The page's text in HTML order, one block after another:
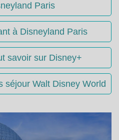
Paris
à Disneyland Paris
savoir sur Disney+
séjour Walt Disney World